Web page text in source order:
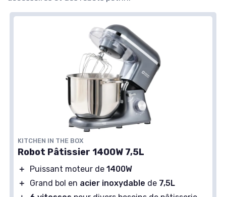
KITCHEN IN THE BOX
Robot Pâtissier 1400W 7,5L
＋ Puissant moteur de 1400W
＋
Grand bol en acier inoxydable de 7,5L